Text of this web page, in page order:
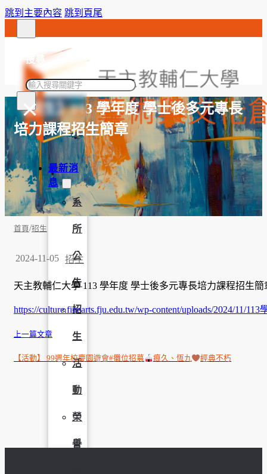
跳到主要內容 跳到頁尾
搜尋
搜
×
最新消
息
系
所
公
告
招
生
活
動
榮
譽
【招生】113 學年度 學士後多元專長
培力課程招生簡章
首頁/招生
2024-11-05 招生
天主教輔仁大學 113 學年度 學士後多元專長培力課程招生簡
https://culture.finearts.fju.edu.tw/wp-content/uploads/2024/11/113
上一篇文章
【活動】 99週年校慶園遊會#攤位招募 痕久、恆九 經典不朽